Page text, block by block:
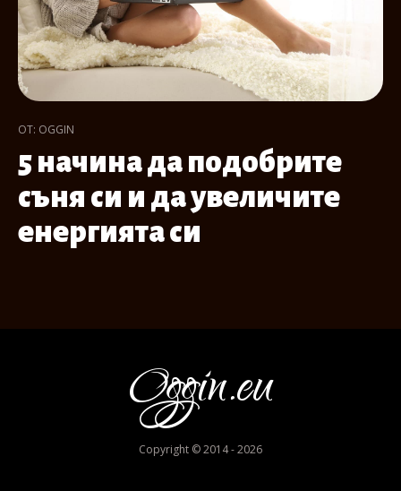
ОТ: OGGIN
5 начина да подобрите
съня си и да увеличите
енергията си
Oggin.eu
Copyright © 2014 - 2026